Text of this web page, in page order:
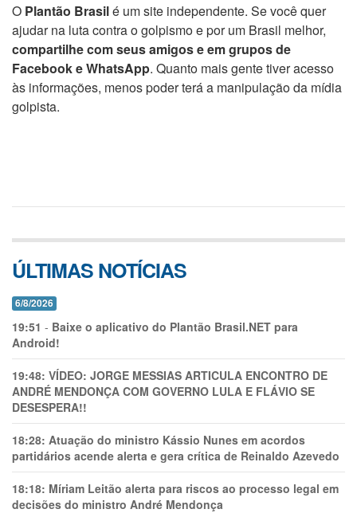
O Plantão Brasilé um site independente. Se você quer
ajudar na luta contra o golpismo e por um Brasil melhor,
compartilhe com seus amigos e em grupos de
Facebook e WhatsApp. Quanto mais gente tiver acesso
às informações, menos poder terá a manipulação da mídia
golpista.
ÚLTIMAS NOTÍCIAS
6/8/2026
19:51 - Baixe o aplicativo do Plantão Brasil.NET para
Android!
19:48: VÍDEO: JORGE MESSIAS ARTICULA ENCONTRO DE
ANDRÉ MENDONÇA COM GOVERNO LULA E FLÁVIO SE
DESESPERA!!
18:28: Atuação do ministro Kássio Nunes em acordos
partidários acende alerta e gera crítica de Reinaldo Azevedo
18:18: Míriam Leitão alerta para riscos ao processo legal em
decisões do ministro André Mendonça